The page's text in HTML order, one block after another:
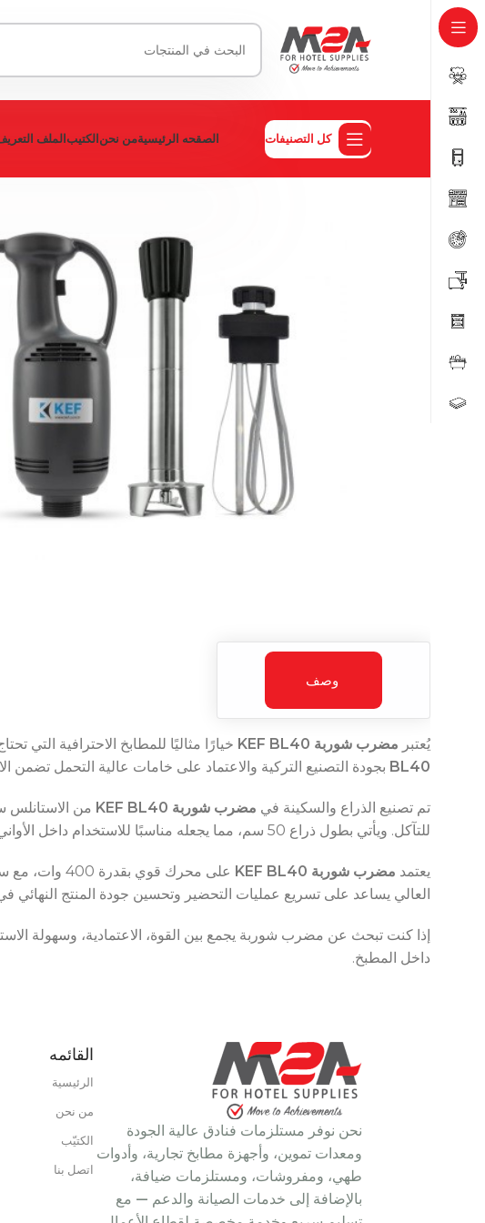
نطاق درجة الحرارة
POWER HOURS
POWER SUPPLY
كل التصنيفات الصقحه الرئيسيةمن نحنالكتيبالملف
وصف
يُعتبر مضرب شوربة KEF BL40 خيارًا مثاليًا للمطابخ الاحترافية
BL40 بجودة التصنيع التركية والاعتماد على خامات عالية التحمل تضمن
تم تصنيع الذراع والسكينة في مضرب شوربة KEF BL40
من الاستانلس
للتآكل. ويأتي بطول ذراع 50 سم، مما يجعله مناسبًا للاستخدام داخل الأواني العميقة وأحواض الطهي الكبيرة.
يعتمد مضرب شوربة KEF BL40
العالي يساعد على تسريع عمليات التحضير وتحسين جودة المنتج النهائي
إذا كنت تبحث عن مضرب شوربة يجمع بين القوة، الاعتمادية، وسهولة
داخل المطبخ.
نحن نوفر مستلزمات فنادق عالية الجودة
ومعدات تموين، وأجهزة مطابخ تجارية، وأدوات
طهي، ومفروشات، ومستلزمات ضيافة،
بالإضافة إلى خدمات الصيانة والدعم — مع
القائمه
الرئيسية
من نحن
الكتيّب
اتصل بنا